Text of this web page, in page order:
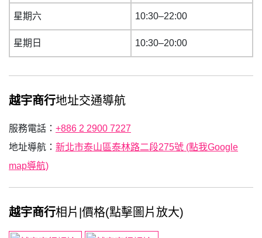
星期六 10:30–22:00
星期日 10:30–20:00
越宇商行地址交通導航
服務電話： +886 2 2900 7227
地址導航： 新北市泰山區泰林路二段275號 (點我Google
map導航)
越宇商行相片|價格(點擊圖片放大)